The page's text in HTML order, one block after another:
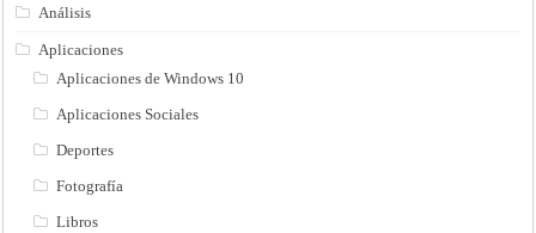
Análisis
Aplicaciones
Aplicaciones de Windows 10
Aplicaciones Sociales
Deportes
Fotografía
Libros